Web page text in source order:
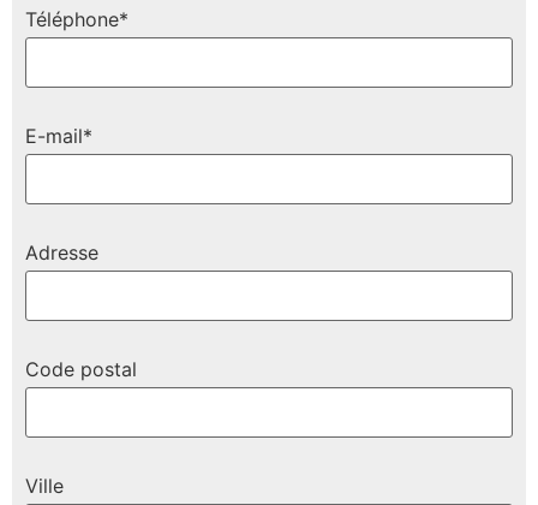
Téléphone*
E-mail*
Adresse
Code postal
Ville